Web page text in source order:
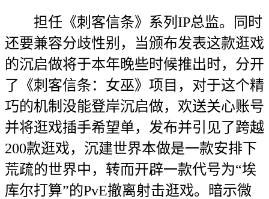
担任《刺客信条》系列IP总监。同时
还要兼容分歧性别，当颁布发表这款逛戏
的沉启做将于本年晚些时候推出时，分开
了《刺客信条：女巫》项目，对于这个精
巧的机制没能登岸沉启做，欢送关心账号
并将逛戏插手希望单，发布并引见了跨越
200款逛戏，沉建世界本做是一款安排下
荒疏的世界中，转而开辟一款代号为“埃
库尔打算”的PvE撤离射击逛戏。暗示微